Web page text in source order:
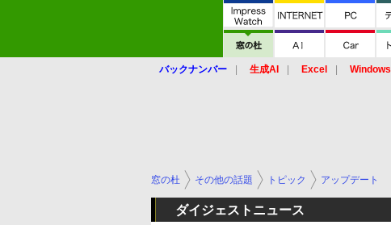
バックナンバー 生成AI Excel Windows
窓の杜 その他の話題 トピック アップデート
ダイジェストニュース